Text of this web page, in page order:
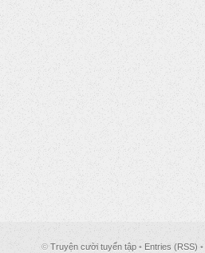
© Truyện cười tuyển tập • Entries (RSS) •